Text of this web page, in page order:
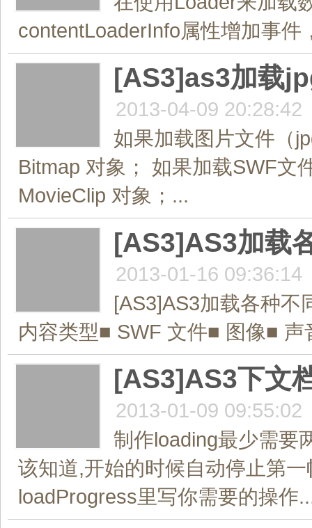
contentLoaderInfo属性增加事
[AS3]as3加载
2013-04-09 20:28:42
如果加载图片文件（
Bitmap 对象； 如果加载SWF文
MovieClip 对象；...
[AS3]AS3加载
2013-01-16 09:36:14
[AS3]AS3加载各种不
内容类型■ SWF 文件■ 图像■ 声
[AS3]AS3下文
2013-01-09 09:55:02
制作loading最少需要
该知道,开始的时候自动停止第
loadProgress里写你需要的操作